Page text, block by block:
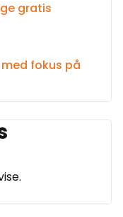
gratis
fokus på